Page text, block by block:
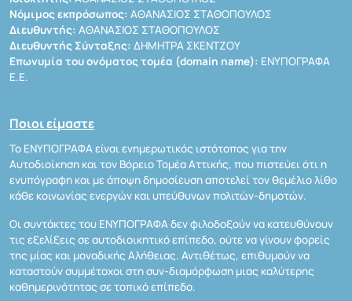
Νόμιμος εκπρόσωπος: ΑΘΑΝΑΣΙΟΣ ΣΤΑΘΟΠΟΥΛΟΣ
Διευθυντής: ΑΘΑΝΑΣΙΟΣ ΣΤΑΘΟΠΟΥΛΟΣ
Διευθυντής Σύνταξης: ΔΗΜΗΤΡΑ ΣΚΕΝΤΖΟΥ
Επωνυμία του ονόματος τομέα (domain name): ΕΝΥΠΟΓΡΑΦΑ
Ε.Ε.
Ποιοι είμαστε
Το ΕΝΥΠΟΓΡΑΦΑ είναι ενημερωτικός ιστότοπος για την
Αυτοδιοίκηση και τον Βόρειο Τομέα Αττικής, που πιστεύει ότι η
ενυπόγραφη και με άποψη δημοσίευση αποτελεί τον θεμέλιο λίθο
κάθε κοινωνίας ενεργών και υπεύθυνων πολιτών-δημοτών.
Οι συντάκτες του ΕΝΥΠΟΓΡΑΦΑ δεν φιλοδοξούν να κατευθύνουν
τις εξελίξεις σε αυτοδιοικητικό επίπεδο, ούτε να γίνουν φορείς
της μίας και μοναδικής Αλήθειας. Αντιθέτως, επιθυμούν να
καταστούν συμμέτοχοι στη συν-διαμόρφωση μιας καλύτερης
καθημερινότητας σε τοπικό επίπεδο.